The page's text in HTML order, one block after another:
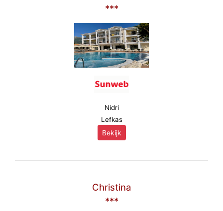
***
Nidri
Lefkas
Bekijk
Christina
***